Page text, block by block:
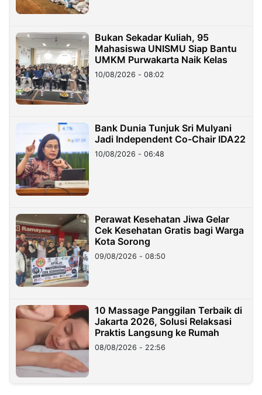
Bukan Sekadar Kuliah, 95
Mahasiswa UNISMU Siap Bantu
UMKM Purwakarta Naik Kelas
10/08/2026 - 08:02
Bank Dunia Tunjuk Sri Mulyani
Jadi Independent Co-Chair IDA22
10/08/2026 - 06:48
Perawat Kesehatan Jiwa Gelar
Cek Kesehatan Gratis bagi Warga
Kota Sorong
09/08/2026 - 08:50
10 Massage Panggilan Terbaik di
Jakarta 2026, Solusi Relaksasi
Praktis Langsung ke Rumah
08/08/2026 - 22:56